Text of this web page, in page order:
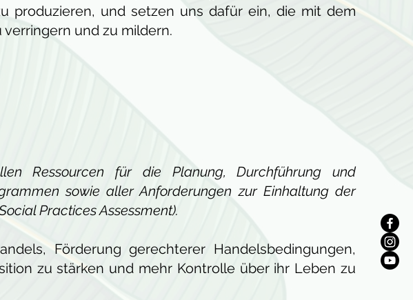
produzieren, und setzen uns dafür ein, die mit dem
und zu mildern.
Ressourcen für die Planung, Durchführung und
sowie aller Anforderungen zur Einhaltung der
Practices Assessment).
Förderung gerechterer Handelsbedingungen,
zu stärken und mehr Kontrolle über ihr Leben zu